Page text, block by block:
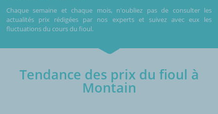
Chaque semaine et chaque mois, n'oubliez pas de consulter les
actualités prix rédigées par nos experts et suivez avec eux les
fluctuations du cours du fioul.
Tendance des prix du fioul à
Montain